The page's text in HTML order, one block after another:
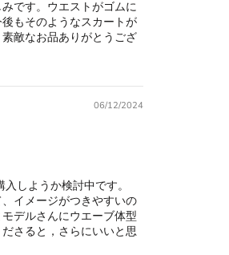
です。ウエストがゴムに
もそのようなスカートが
敵なお品ありがとうござ
06/12/2024
しようか検討中です。
イメージがつきやすいの
デルさんにウエーブ体型
さると，さらにいいと思